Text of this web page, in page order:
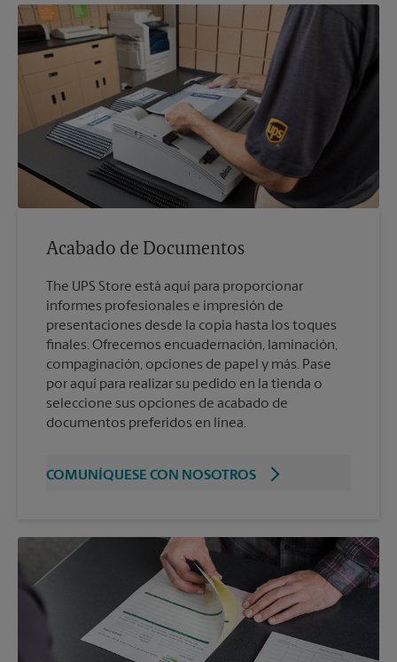
Acabado de Documentos
The UPS Store está aquí para proporcionar
informes profesionales e impresión de
presentaciones desde la copia hasta los toques
finales. Ofrecemos encuadernación, laminación,
compaginación, opciones de papel y más. Pase
por aquí para realizar su pedido en la tienda o
seleccione sus opciones de acabado de
documentos preferidos en línea.
COMUNÍQUESE CON NOSOTROS